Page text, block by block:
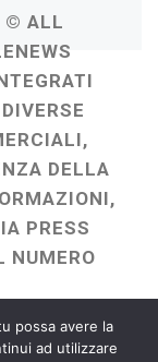
© ALL
DELLA
PRESS
NUMERO
possa avere la
ad utilizzare